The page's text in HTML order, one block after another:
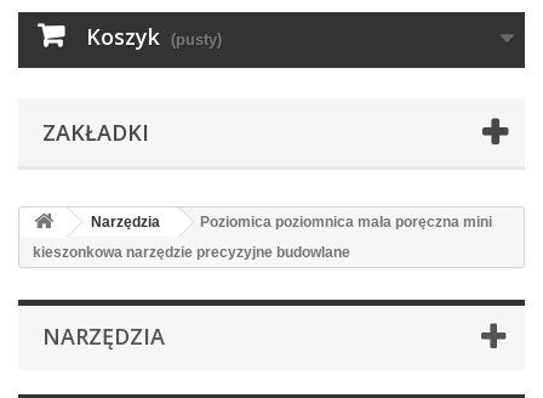
Koszyk (pusty)
ZAKŁADKI
Narzędzia
Poziomica poziomnica mała poręczna mini
kieszonkowa narzędzie precyzyjne budowlane
NARZĘDZIA